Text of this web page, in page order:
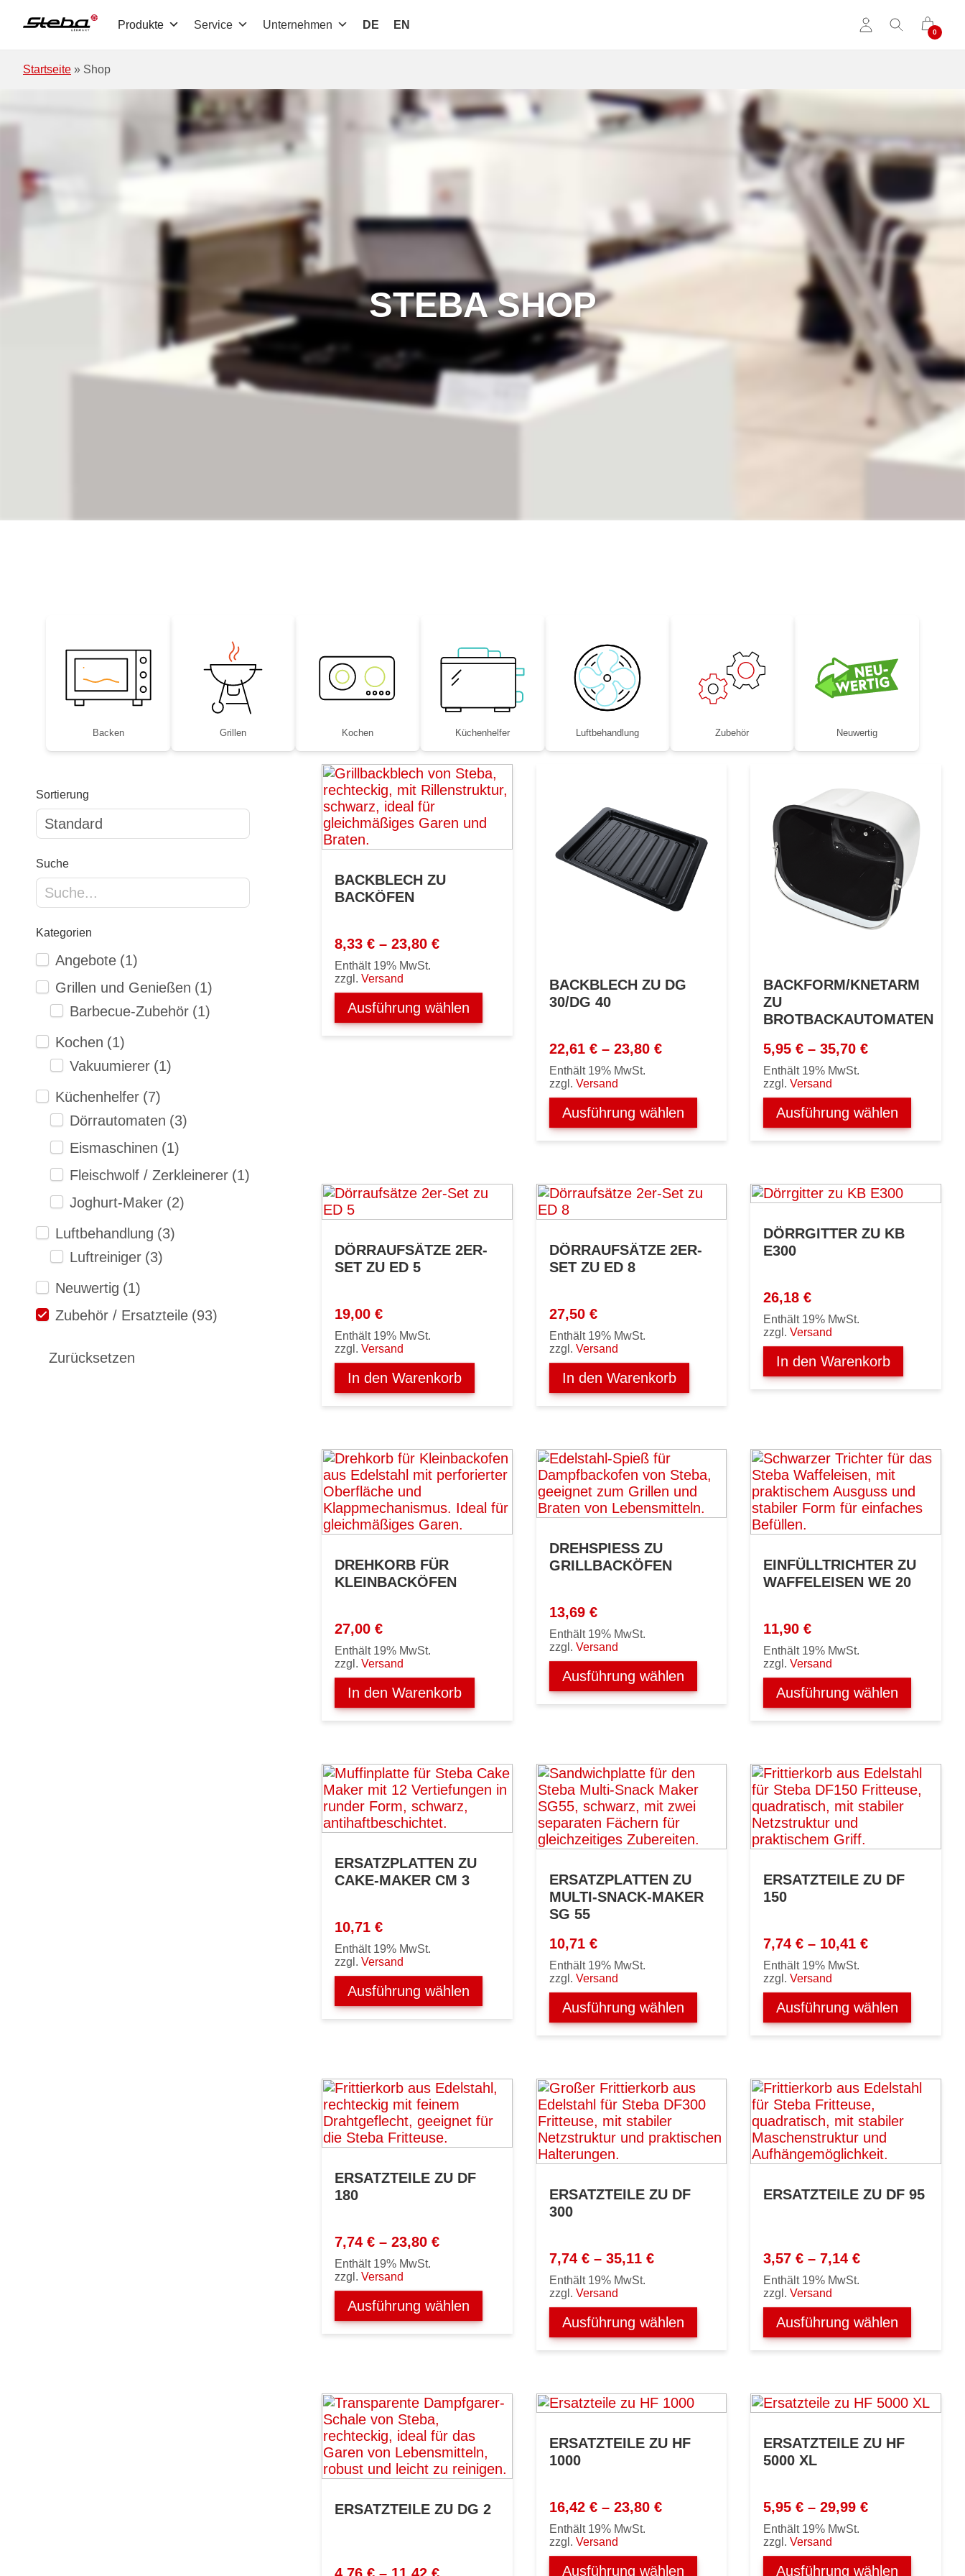
Produkte Service Unternehmen DE EN
Startseite » Shop
STEBASHOP
Backen Grillen Kochen Küchenhelfer Luftbe­handlung Zubehör Neuwertig
Sortierung
Suche
Kategorien
Angebote (1)
Grillen und Genießen (1)
Barbecue-Zubehör (1)
Kochen (1)
Vakuumierer (1)
Küchenhelfer (7)
Dörrautomaten (3)
Eismaschinen (1)
Fleischwolf / Zerkleinerer (1)
Joghurt-Maker (2)
Luftbehandlung (3)
Luftreiniger (3)
Neuwertig (1)
Zubehör / Ersatzteile (93)
BACKBLECH ZU
BACKÖFEN
8,33 € – 23,80 €Preisspanne:
23,80 €
Enthält 19% MwSt.
zzgl. Versand
Ausführung wählen
BACKBLECH ZU DG
30/DG 40
22,61 € – 23,80 €Preisspanne:
23,80 €
Enthält 19% MwSt.
zzgl. Versand
Ausführung wählen
BACKFORM/KNETARM
ZU
BROTBACKAUTOMATEN
5,95 € – 35,70 €Preisspanne:
35,70 €
Enthält 19% MwSt.
zzgl. Versand
Ausführung wählen
DÖRRAUFSÄTZE 2ER-
SET ZU ED 5
19,00 €
Enthält 19% MwSt.
zzgl. Versand
In den Warenkorb
DÖRRAUFSÄTZE 2ER-
SET ZU ED 8
27,50 €
Enthält 19% MwSt.
zzgl. Versand
In den Warenkorb
DÖRRGITTER ZU KB
E300
26,18 €
Enthält 19% MwSt.
zzgl. Versand
In den Warenkorb
DREHKORB FÜR
KLEINBACKÖFEN
27,00 €
Enthält 19% MwSt.
zzgl. Versand
In den Warenkorb
DREHSPIESS ZU G
RILLBACKÖFEN
13,69 €
Enthält 19% MwSt.
zzgl. Versand
Ausführung wählen
EINFÜLLTRICHTER ZU
WAFFELEISEN WE 20
11,90 €
Enthält 19% MwSt.
zzgl. Versand
Ausführung wählen
ERSATZPLATTEN ZU
CAKE-MAKER CM 3
10,71 €
Enthält 19% MwSt.
zzgl. Versand
Ausführung wählen
ERSATZPLATTEN ZU
MULTI-SNACK-MAKER
SG 55
10,71 €
Enthält 19% MwSt.
zzgl. Versand
Ausführung wählen
ERSATZTEILE ZU DF
150
7,74 € – 10,41 €Preisspanne:
10,41 €
Enthält 19% MwSt.
zzgl. Versand
Ausführung wählen
ERSATZTEILE ZU DF
180
7,74 € – 23,80 €Preisspanne:
23,80 €
Enthält 19% MwSt.
zzgl. Versand
Ausführung wählen
ERSATZTEILE ZU DF
300
7,74 € – 35,11 €Preisspanne:
35,11 €
Enthält 19% MwSt.
zzgl. Versand
Ausführung wählen
ERSATZTEILE ZU DF 95
3,57 € – 7,14 €Preisspanne:
7,14 €
Enthält 19% MwSt.
zzgl. Versand
Ausführung wählen
ERSATZTEILE ZU DG 2
4,76 € – 11,42 €Preisspanne:
ERSATZTEILE ZU HF
1000
16,42 € – 23,80 €Preisspanne:
23,80 €
Enthält 19% MwSt.
zzgl. Versand
Ausführung wählen
ERSATZTEILE ZU HF
5000 XL
5,95 € – 29,99 €Preisspanne:
29,99 €
Enthält 19% MwSt.
zzgl. Versand
Ausführung wählen